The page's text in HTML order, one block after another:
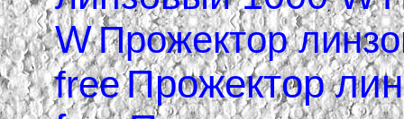
WПрожектор
freeПрожектор